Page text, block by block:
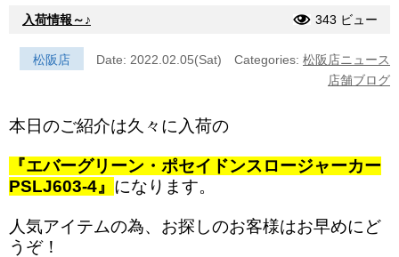
入荷情報～♪ 343 ビュー
松阪店 Date: 2022.02.05(Sat) Categories: 松阪店ニュース
店舗ブログ
本日のご紹介は久々に入荷の
『エバーグリーン・ポセイドンスロージャーカー
PSLJ603-4』 になります。
人気アイテムの為、お探しのお客様はお早めにど
うぞ！